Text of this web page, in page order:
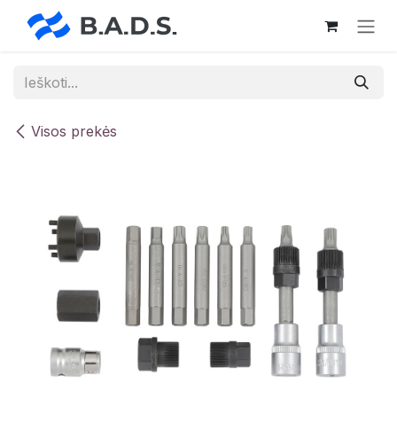
Skip to Content
Visos prekės